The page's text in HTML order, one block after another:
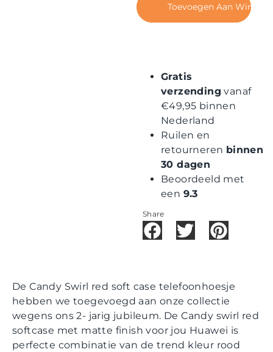
Toevoegen Aan
Gratis
verzending vanaf
€49,95 binnen
Nederland
Ruilen en
retourneren binnen
30 dagen
Beoordeeld met
een 9.3
Share
De Candy Swirl red soft case telefoonhoesje
hebben we toegevoegd aan onze collectie
wegens ons 2- jarig jubileum. De Candy swirl red
softcase met matte finish voor jou Huawei is
perfecte combinatie van de trend kleur rood